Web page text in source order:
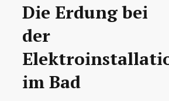
Die Erdung bei
der
im Bad